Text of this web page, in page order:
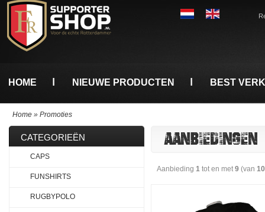
HOME NIEUWE PRODUCTEN BEST
Home » Promoties
AANBIEDINGEN
Aanbieding 1 tot en met9 (van 10
CATEGORIEËN
CAPS
FUNSHIRTS
RUGBYPOLO